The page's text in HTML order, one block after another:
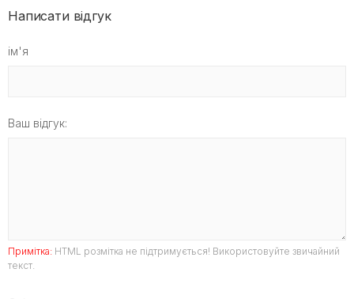
Написати відгук
ім'я
Ваш відгук:
Примітка: HTML розмітка не підтримується! Використовуйте звичайний
текст.